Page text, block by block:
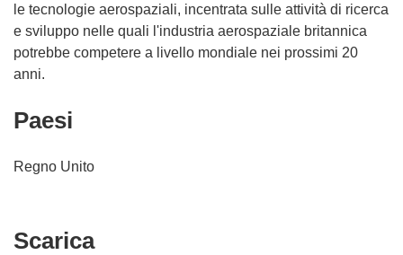
le tecnologie aerospaziali, incentrata sulle attività di ricerca
e sviluppo nelle quali l'industria aerospaziale britannica
potrebbe competere a livello mondiale nei prossimi 20
anni.
Paesi
Regno Unito
ScaricaScarica